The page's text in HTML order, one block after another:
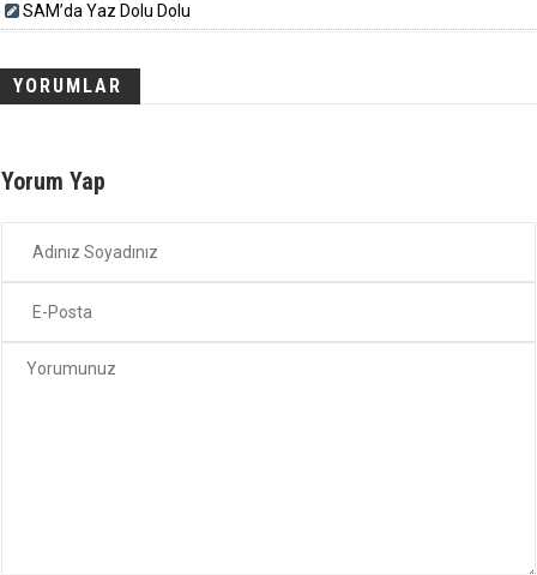
SAM’da Yaz Dolu Dolu
YORUMLAR
Yorum Yap